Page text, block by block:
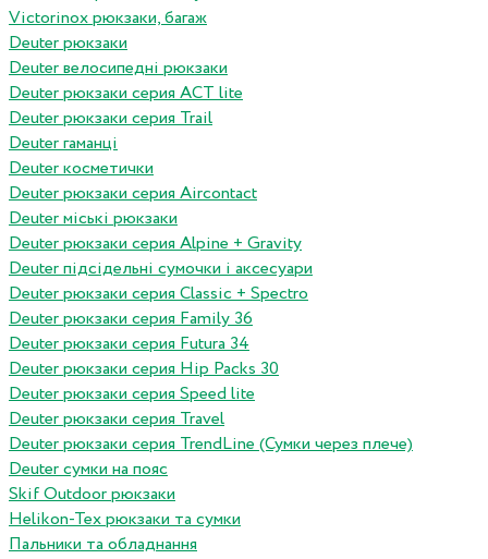
Victorinox рюкзаки, багаж
Deuter рюкзаки
Deuter велосипедні рюкзаки
Deuter рюкзаки серия ACT lite
Deuter рюкзаки серия Trail
Deuter гаманці
Deuter косметички
Deuter рюкзаки серия Aircontact
Deuter міські рюкзаки
Deuter рюкзаки серия Alpine + Gravity
Deuter підсідельні сумочки і аксесуари
Deuter рюкзаки серия Classic + Spectro
Deuter рюкзаки серия Family 36
Deuter рюкзаки серия Futura 34
Deuter рюкзаки серия Hip Packs 30
Deuter рюкзаки серия Speed lite
Deuter рюкзаки серия Travel
Deuter рюкзаки серия TrendLine (Сумки через плече)
Deuter сумки на пояс
Skif Outdoor рюкзаки
Helikon-Tex рюкзаки та сумки
Пальники та обладнання